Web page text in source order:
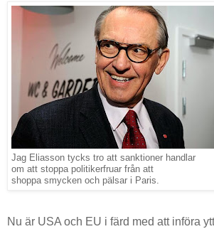
Jag Eliasson tycks tro att sanktioner handlar
om att stoppa politikerfruar från att
shoppa smycken och pälsar i Paris.
Nu är USA och EU i färd med att införa